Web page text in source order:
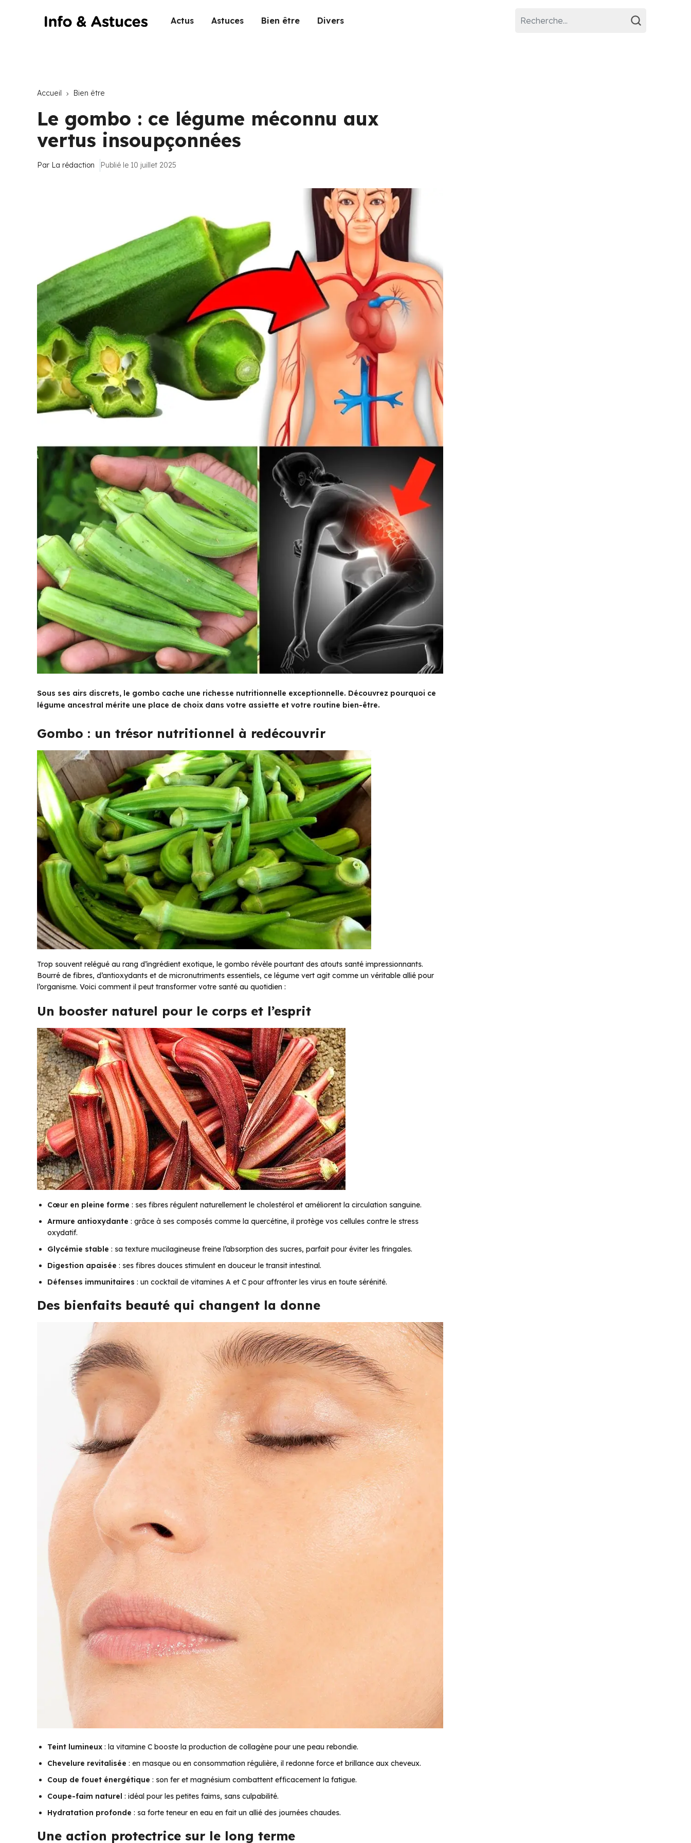
Actus Astuces Bien être Divers
Accueil Bien être
Le gombo : ce légume méconnu aux
vertus insoupçonnées
Par La rédaction Publié le 10 juillet 2025
Sous ses airs discrets, le gombo cache une richesse nutritionnelle exceptionnelle. Découvrez pourquoi ce
légume ancestral mérite une place de choix dans votre assiette et votre routine bien-être.
Gombo : un trésor nutritionnel à redécouvrir
Trop souvent relégué au rang d’ingrédient exotique, le gombo révèle pourtant des atouts santé impressionnants.
Bourré de fibres, d’antioxydants et de micronutriments essentiels, ce légume vert agit comme un véritable allié pour
l’organisme. Voici comment il peut transformer votre santé au quotidien :
Un booster naturel pour le corps et l’esprit
Cœur en pleine forme : ses fibres régulent naturellement le cholestérol et améliorent la circulation sanguine.
Armure antioxydante : grâce à ses composés comme la quercétine, il protège vos cellules contre le stress
oxydatif.
Glycémie stable : sa texture mucilagineuse freine l’absorption des sucres, parfait pour éviter les fringales.
Digestion apaisée : ses fibres douces stimulent en douceur le transit intestinal.
Défenses immunitaires : un cocktail de vitamines A et C pour affronter les virus en toute sérénité.
Des bienfaits beauté qui changent la donne
Teint lumineux : la vitamine C booste la production de collagène pour une peau rebondie.
Chevelure revitalisée : en masque ou en consommation régulière, il redonne force et brillance aux cheveux.
Coup de fouet énergétique : son fer et magnésium combattent efficacement la fatigue.
Coupe-faim naturel : idéal pour les petites faims, sans culpabilité.
Hydratation profonde : sa forte teneur en eau en fait un allié des journées chaudes.
Une action protectrice sur le long terme